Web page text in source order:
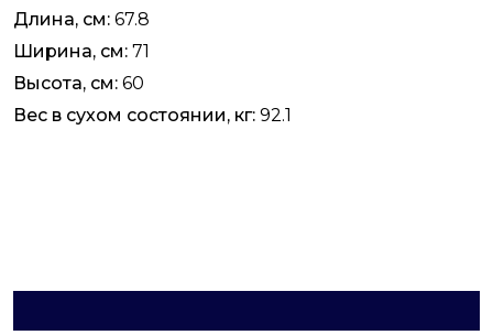
Длина, см: 67.8
Ширина, см: 71
Высота, см: 60
Вес в сухом состоянии, кг: 92.1